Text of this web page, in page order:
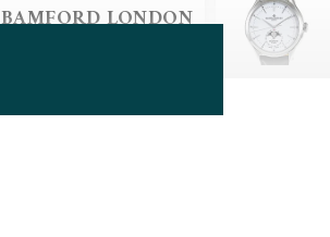
アラン・シルベスタイン
BAMFORD LONDON